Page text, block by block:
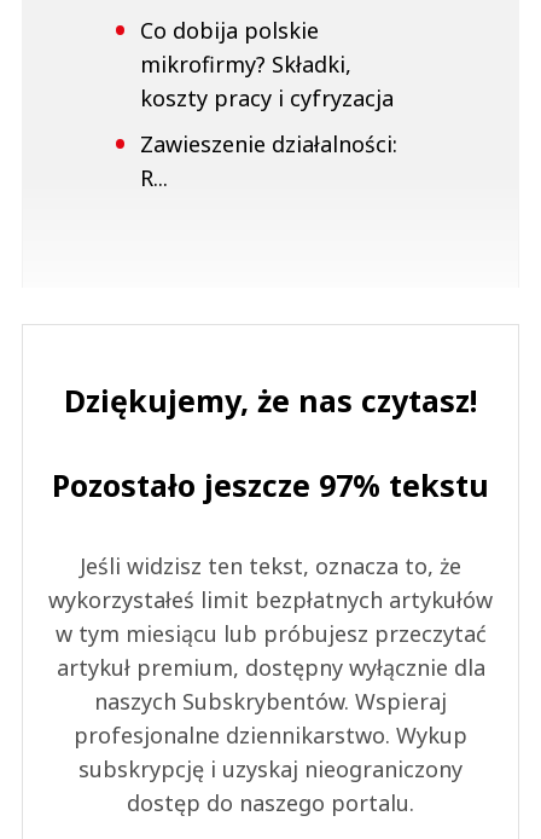
Co dobija polskie
mikrofirmy? Składki,
koszty pracy i cyfryzacja
Zawieszenie działalności:
R...
Dziękujemy, że nas czytasz!
Pozostało jeszcze 97% tekstu
Jeśli widzisz ten tekst, oznacza to, że
wykorzystałeś limit bezpłatnych artykułów
w tym miesiącu lub próbujesz przeczytać
artykuł premium, dostępny wyłącznie dla
naszych Subskrybentów. Wspieraj
profesjonalne dziennikarstwo. Wykup
subskrypcję i uzyskaj nieograniczony
dostęp do naszego portalu.